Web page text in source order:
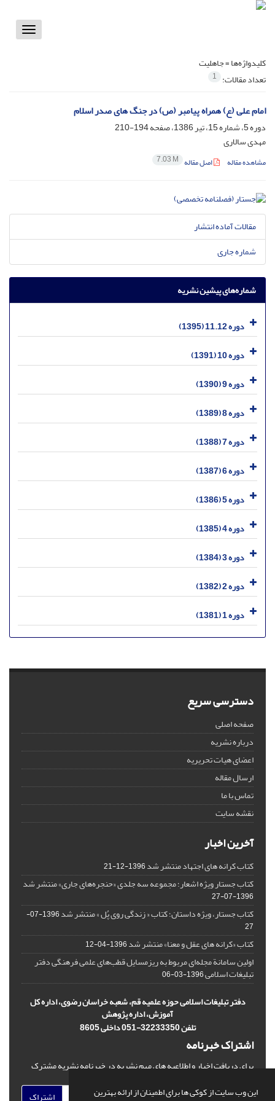
این وب سایت از کوکی ها برای اطمینان از ارائه بهترین
Toggle
کلیدواژه‌ها =جاهلیت
تعداد مقالات: 1
امام علی (ع) همراه پیامبر (ص) در جنگ های صدر اسلام
دوره 5، شماره 15، تیر 1386، صفحه
194-210
مهدی سالاری
مشاهده مقاله اصل مقاله 7.03 M
مقالات آماده انتشار
شماره جاری
شماره‌های پیشین نشریه
دوره 11.12 (1395)
دوره 10 (1391)
دوره 9 (1390)
دوره 8 (1389)
دوره 7 (1388)
دوره 6 (1387)
دوره 5 (1386)
دوره 4 (1385)
دوره 3 (1384)
دوره 2 (1382)
دوره 1 (1381)
دسترسی سریع
صفحه اصلی
درباره نشریه
اعضای هیات تحریریه
ارسال مقاله
تماس با ما
نقشه سایت
آخرین اخبار
کتاب کرانه های اجتهاد منتشر شد1396-12-21
کتاب جستار ویژه اشعار؛ مجموعه سه جلدی «حنجره‌های جاری» منتشر شد
1396-07-27
کتاب جستار، ویژه داستان؛ کتاب « زندگی روی پُل » منتشر شد
1396-07-
27
کتاب «کرانه های عقل و معنا» منتشر شد1396-04-12
اولین سامانة مجله‌ای مربوط به ریزمسایل‌ قطب‌های علمی فرهنگی دفتر
تبلیغات اسلامی1396-03-06
دفتر تبلیغات اسلامی حوزه علمیه قم، شعبه خراسان رضوی، اداره کل
آموزش، اداره پژوهش
تلفن 32233350-051 داخلی 8605
اشتراک خبرنامه
برای دریافت اخبار و اطلاعیه های مهم نشریه در خبرنامه نشریه مشترک
اشتراک